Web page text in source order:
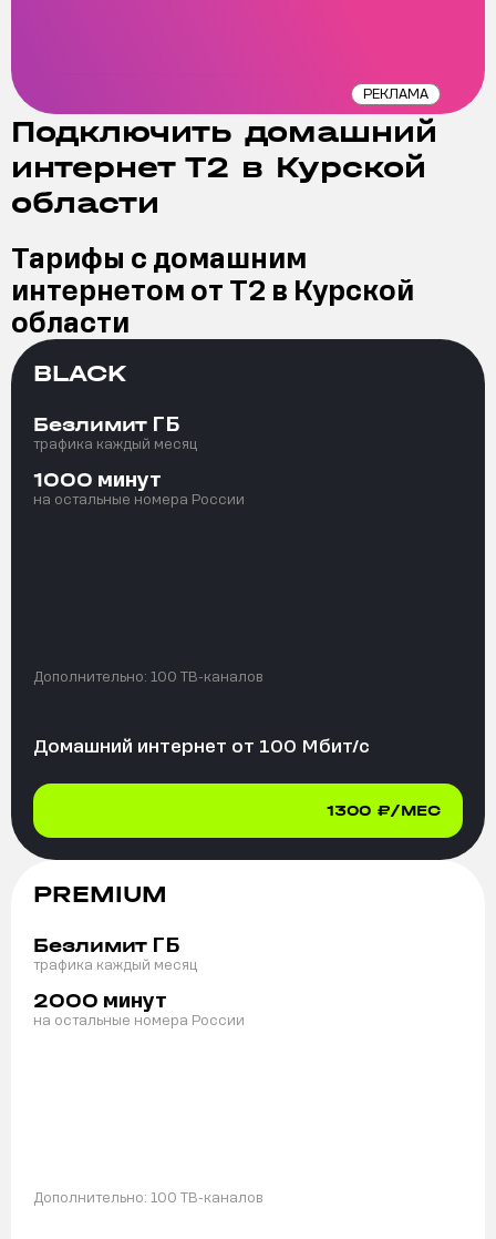
РЕКЛАМА
Подключить домашний
интернет Т2 в Курской
области
Тарифы с домашним
интернетом от Т2 в Курской
области
BLACK
Безлимит ГБ
трафика каждый месяц
1000 минут
на остальные номера России
Дополнительно: 100 ТВ-каналов
Домашний интернет от 100 Мбит/с
1300 ₽/МЕС
PREMIUM
Безлимит ГБ
трафика каждый месяц
2000 минут
на остальные номера России
Дополнительно: 100 ТВ-каналов